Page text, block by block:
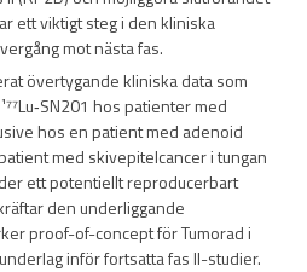
ett viktigt steg i den kliniska
mot nästa fas.
övertygande kliniska data som
hos patienter med
hos en patient med adenoid
med skivepitelcancer i tungan
ett potentiellt reproducerbart
den underliggande
proof-of-concept för Tumorad i
inför fortsatta fas II-studier.